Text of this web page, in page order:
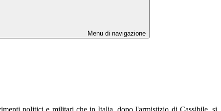
Menu di navigazione